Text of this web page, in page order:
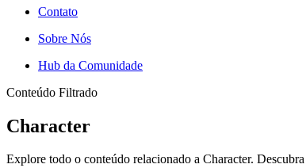
Contato
Sobre Nós
Hub da Comunidade
Conteúdo Filtrado
Character
Explore todo o conteúdo relacionado a Character.